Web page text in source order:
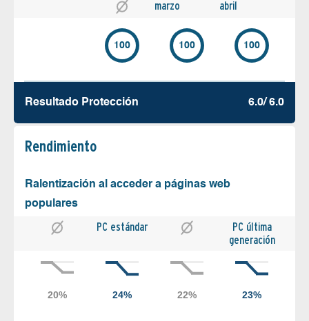
marzo abril
100 100 100
Resultado Protección 6.0/ 6.0
Rendimiento
Ralentización al acceder a páginas web
populares
PC estándar
PC última
generación